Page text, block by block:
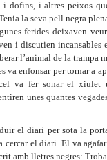
i dofins, i altres peixos
la seva pell negra
ferides deixaven
i discutien
l’animal de la trampa
va enfonsar per tornar a
va fer sonar el xiulet
unes quantes
el diari per sota la
cercar el diari. El va
amb lletres negres: